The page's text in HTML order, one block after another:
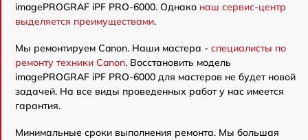
imagePROGRAF iPF PRO-6000. Однако наш сервис-центр
выделяется преимуществами.
Мы ремонтируем Canon. Наши мастера - специалисты по
ремонту техники Canon. Восстановить модель
imagePROGRAF iPF PRO-6000 для мастеров не будет новой
задачей. На все виды проведенных работ у нас имеется
гарантия.
Минимальные сроки выполнения ремонта. Мы большая